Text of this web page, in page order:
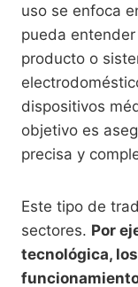
uso se enfoca
pueda
producto o
dispositivos
objetivo es
precisa y
Este tipo de
sectores. Por
tecnológica,